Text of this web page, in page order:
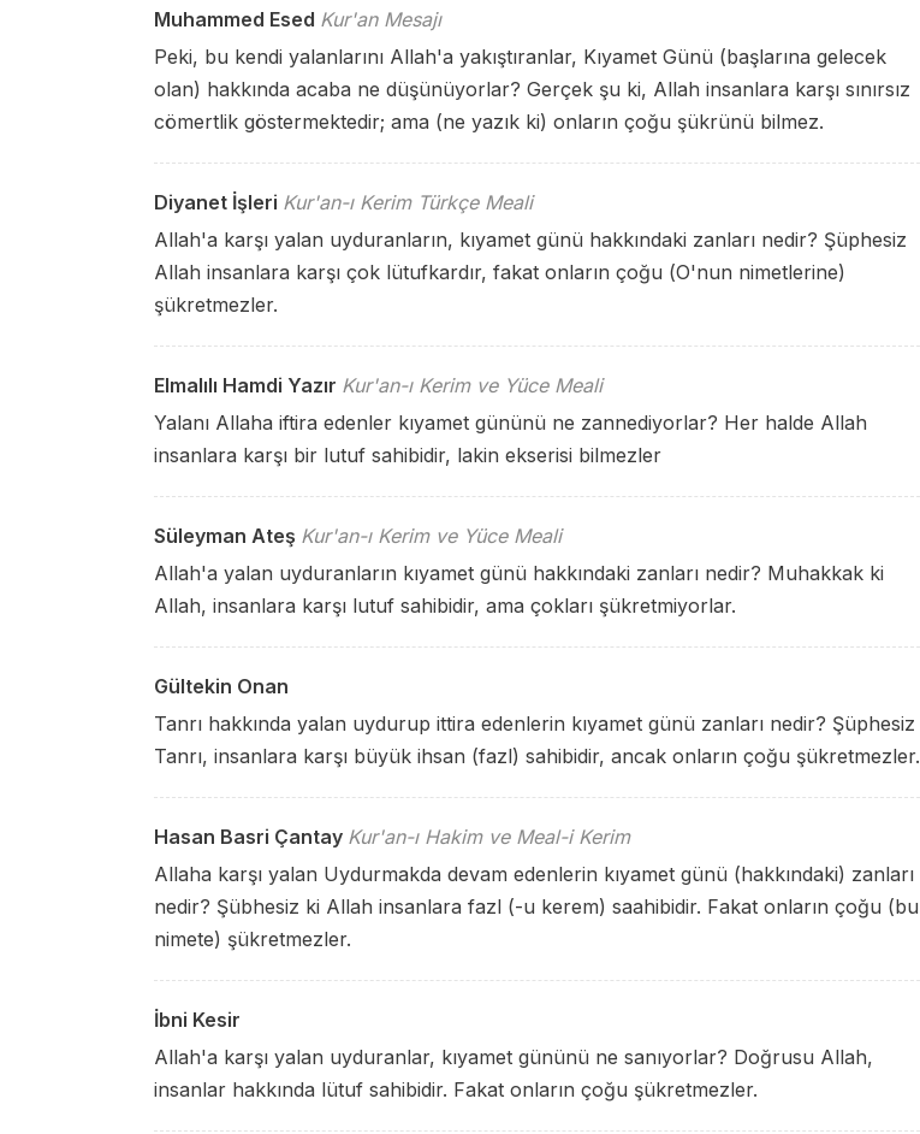
Muhammed Esed Kur'an Mesajı
Peki, bu kendi yalanlarını Allah'a yakıştıranlar, Kıyamet Günü (başlarına gelecek
olan) hakkında acaba ne düşünüyorlar? Gerçek şu ki, Allah insanlara karşı sınırsız
cömertlik göstermektedir; ama (ne yazık ki) onların çoğu şükrünü bilmez.
Diyanet İşleri Kur'an-ı Kerim Türkçe Meali
Allah'a karşı yalan uyduranların, kıyamet günü hakkındaki zanları nedir? Şüphesiz
Allah insanlara karşı çok lütufkardır, fakat onların çoğu (O'nun nimetlerine)
şükretmezler.
Elmalılı Hamdi Yazır Kur'an-ı Kerim ve Yüce Meali
Yalanı Allaha iftira edenler kıyamet gününü ne zannediyorlar? Her halde Allah
insanlara karşı bir lutuf sahibidir, lakin ekserisi bilmezler
Süleyman Ateş Kur'an-ı Kerim ve Yüce Meali
Allah'a yalan uyduranların kıyamet günü hakkındaki zanları nedir? Muhakkak ki
Allah, insanlara karşı lutuf sahibidir, ama çokları şükretmiyorlar.
Gültekin Onan
Tanrı hakkında yalan uydurup ittira edenlerin kıyamet günü zanları nedir? Şüphesiz
Tanrı, insanlara karşı büyük ihsan (fazl) sahibidir, ancak onların çoğu şükretmezler.
Hasan Basri Çantay Kur'an-ı Hakim ve Meal-i Kerim
Allaha karşı yalan Uydurmakda devam edenlerin kıyamet günü (hakkındaki) zanları
nedir? Şübhesiz ki Allah insanlara fazl (-u kerem) saahibidir. Fakat onların çoğu (bu
nimete) şükretmezler.
İbni Kesir
Allah'a karşı yalan uyduranlar, kıyamet gününü ne sanıyorlar? Doğrusu Allah,
insanlar hakkında lütuf sahibidir. Fakat onların çoğu şükretmezler.